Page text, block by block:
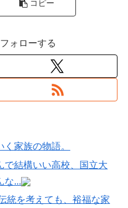
コピー
ォローする
家族の物語。
で結構いい高校、国立大
な...
統を考えても、裕福な家